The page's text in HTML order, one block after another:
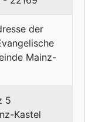
5
Kastel